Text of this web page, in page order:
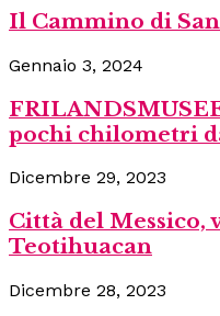
Il Cammino di
Gennaio 3, 2024
pochi chilometri
Dicembre 29, 2023
Città del
Teotihuacan
Dicembre 28, 2023